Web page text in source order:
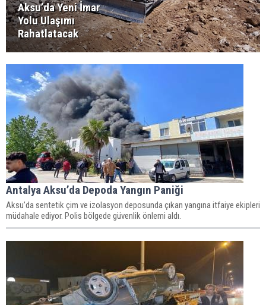
Aksu’da Yeni İmar
Yolu Ulaşımı
Rahatlatacak
Antalya Aksu’da Depoda Yangın Paniği
Aksu’da sentetik çim ve izolasyon deposunda çıkan yangına itfaiye ekipleri
müdahale ediyor. Polis bölgede güvenlik önlemi aldı.